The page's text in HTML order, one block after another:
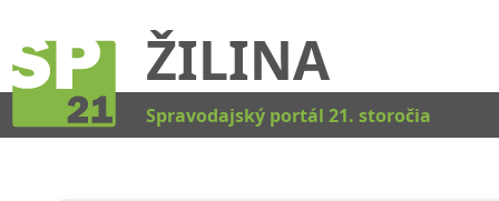
ŽILINA
Spravodajský portál 21. storočia